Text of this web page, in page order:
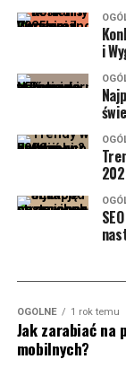
i
OGÓLNE 1 rok temu
Jak zarabiać na
mobilnych?